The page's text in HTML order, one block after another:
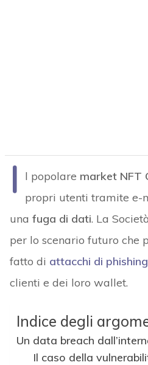
I l popolare market NFT
propri utenti tramite e-
una fuga di dati. La
per lo scenario futuro che
fatto di attacchi di phishing
clienti e dei loro wallet.
Indice degli
Un data breach
Il caso della